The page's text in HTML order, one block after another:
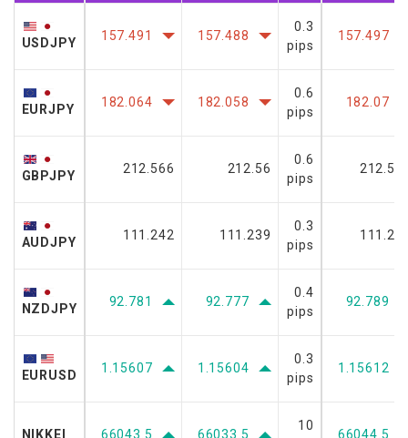
USDJPY 157.491 157.488
0.3
pips
157.497
EURJPY 182.064 182.058
0.6
pips
182.07
GBPJPY 212.566 212.56
0.6
pips
AUDJPY 111.242 111.239
0.3
pips
NZDJPY 92.781 92.777
0.4
pips
92.789
EURUSD 1.15607 1.15604
0.3
pips
1.15612
NIKKEI 66043.5 66033.5
10
66044.5